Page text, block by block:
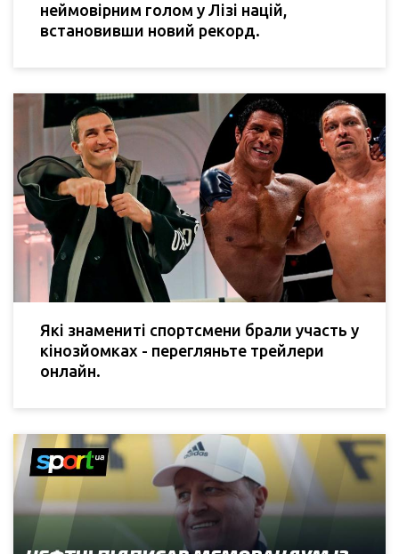
неймовірним голом у Лізі націй,
встановивши новий рекорд.
Які знамениті спортсмени брали участь у
кінозйомках - перегляньте трейлери
онлайн.